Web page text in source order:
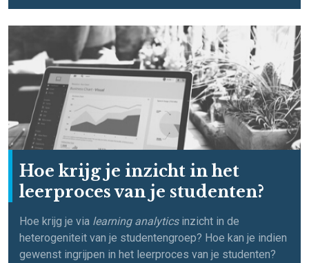
Hoe krijg je inzicht in het
leerproces van je studenten?
Hoe krijg je via learning analyticsinzicht in de
heterogeniteit van je studentengroep? Hoe kan je indien
gewenst ingrijpen in het leerproces van je studenten?